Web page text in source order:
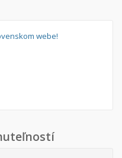
webe!